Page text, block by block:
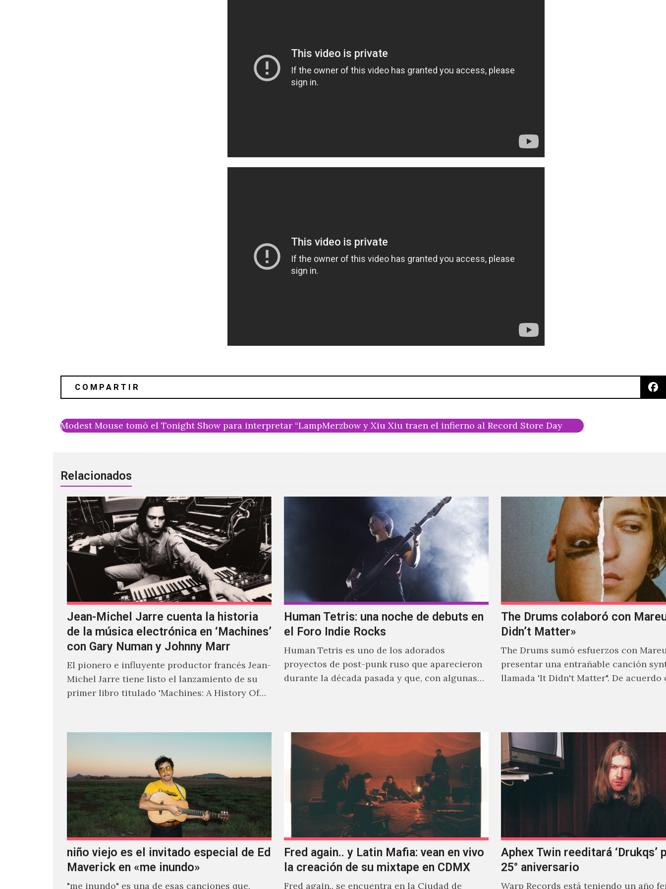
Modest Mouse tomó el Tonight Show para interpretar “Lampshades On Fire” en vivoMerzbow y Xiu Xiu traen el infierno al Record Store Day
Relacionados
Jean-Michel Jarre cuenta la historia
de la música electrónica en ‘Machines’
con Gary Numan y Johnny Marr
El pionero e influyente productor francés Jean-
Michel Jarre tiene listo el lanzamiento de su
primer libro titulado 'Machines: A History Of
Human Tetris: una noche de debuts en
el Foro Indie Rocks
Human Tetris es uno de los adorados
proyectos de post-punk ruso que aparecieron
durante la década pasada y que, con algunas
The Drums colaboró con
Didn’t Matter»
The Drums sumó esfuerzos con
presentar una entrañable canción
llamada 'It Didn't Matter". De acuerdo
niño viejo es el invitado especial de Ed
Maverick en «me inundo»
"me inundo" es una de esas canciones que,
Fred again.. y Latin Mafia: vean en vivo
la creación de su mixtape en CDMX
Fred again.. se encuentra en la Ciudad de
Aphex Twin reeditará ‘Drukqs’
25° aniversario
Warp Records está teniendo un año